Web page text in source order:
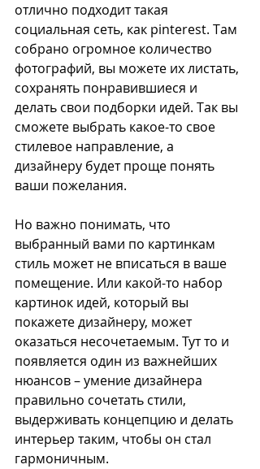
отлично подходит такая
социальная сеть, как pinterest. Там
собрано огромное количество
фотографий, вы можете их листать,
сохранять понравившиеся и
делать свои подборки идей. Так вы
сможете выбрать какое-то свое
стилевое направление, а
дизайнеру будет проще понять
ваши пожелания.
Но важно понимать, что
выбранный вами по картинкам
стиль может не вписаться в ваше
помещение. Или какой-то набор
картинок идей, который вы
покажете дизайнеру, может
оказаться несочетаемым. Тут то и
появляется один из важнейших
нюансов – умение дизайнера
правильно сочетать стили,
выдерживать концепцию и делать
интерьер таким, чтобы он стал
гармоничным.